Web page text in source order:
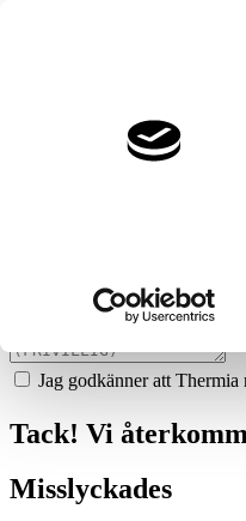
Vi ger dig gärna goda råd -
Vi hjälper dig att räkna ut
Jag godkänner att
Tack! Vi
Misslyckades